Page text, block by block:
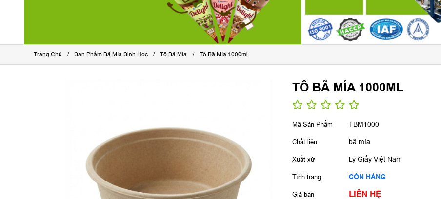
LY GIẤY IN DẬP NỔI
HỘP GIẤY, TÔ GIẤY TIỆN LỢI (FOOD
BAO BÌ GIẤY
Trang Chủ Sản Phẩm Bã Mía Sinh Học Tô Bã Mía Tô Bã Mía 1000ml
TÔ BÃ MÍA 1000ML
Mã Sản Phẩm TBM1000
Chất liệu bã mía
Xuất xứ Ly Giấy Việt Nam
Tình trạng CÒN HÀNG
Giá bán LIÊN HỆ